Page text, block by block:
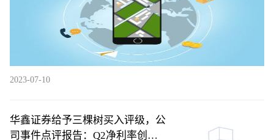
2023-07-10
华鑫证券给予三棵树买入评级，公
司事件点评报告：Q2净利率创新